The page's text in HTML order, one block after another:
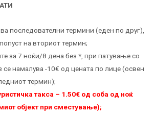
последователни термини (еден по друг),
попуст на вториот термин;
за 7 ноќи/8 дена без *, при патување со
се намалува -10€ од цената по лице (освен
термин);
такса – 1.50€ од соба од ноќ
објект при сместување);